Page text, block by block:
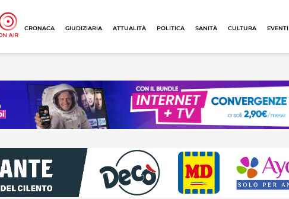
CRONACA GIUDIZIARIA ATTUALITÀ POLITICA SANITÀ CULTURA EVENTI